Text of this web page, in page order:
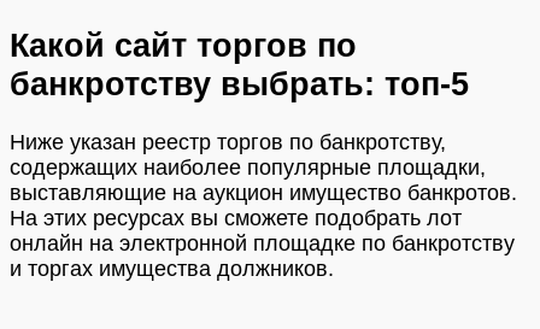
Какой сайт торгов по
банкротству выбрать: топ-5
Ниже указан реестр торгов по банкротству,
содержащих наиболее популярные площадки,
выставляющие на аукцион имущество банкротов.
На этих ресурсах вы сможете подобрать лот
онлайн на электронной площадке по банкротству
и торгах имущества должников.